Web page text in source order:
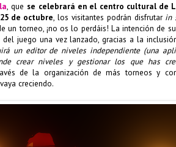
, que se celebrará en el centro cultural de
de octubre, los visitantes podrán disfrutar in
un torneo, ¡no os lo perdáis! La intención de
juego una vez lanzado, gracias a la
un editor de niveles independiente (una
crear niveles y gestionar los que has
de la organización de más torneos y
creciendo.